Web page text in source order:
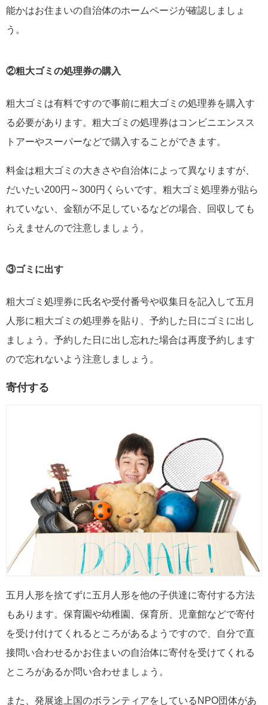
能かはお住まいの自治体のホームページが確認しましょ
う。
②粗大ゴミの処理券の購入
粗大ゴミは有料ですので事前に粗大ゴミの処理券を購入す
る必要があります。粗大ゴミの処理券はコンビニエンスス
トアーやスーパーなどで購入することができます。
料金は粗大ゴミの大きさや自治体によって異なりますが、
だいたい200円～300円くらいです。粗大ゴミ処理券が貼ら
れていない、金額が不足しているなどの場合、回収しても
らえませんので注意しましょう。
③ゴミに出す
粗大ゴミ処理券に氏名や受付番号や収集日を記入して五月
人形に粗大ゴミの処理券を貼り、予約した日にゴミに出し
ましょう。予約した日に出し忘れた場合は再度予約します
ので忘れないよう注意しましょう。
寄付する
五月人形を捨てずに五月人形を他の子供達に寄付する方法
もあります。保育園や幼稚園、保育所、児童館などで寄付
を受け付けてくれるところがあるようですので、自分で直
接問い合わせるかお住まいの自治体に寄付を受けてくれる
ところがあるか問い合わせましょう。
また、発展途上国のボランティアをしているNPO団体があ